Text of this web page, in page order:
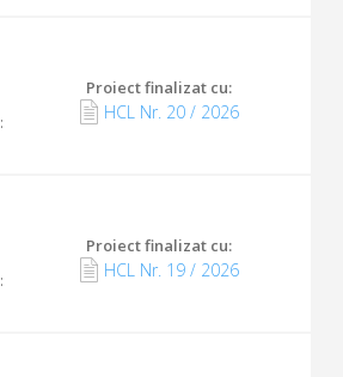
:
Proiect finalizat cu:
HCL Nr. 20/ 2026
:
Proiect finalizat cu:
HCL Nr. 19/ 2026